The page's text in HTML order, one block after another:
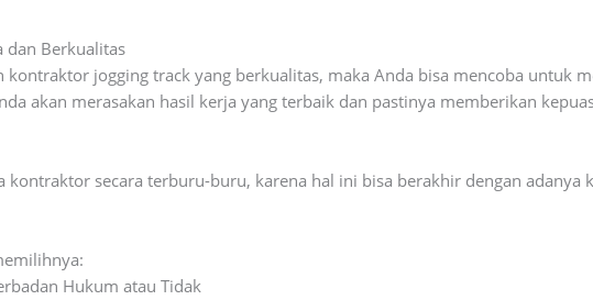
dan Berkualitas
jogging track yang berkualitas, maka Anda bisa mencoba untuk
akan merasakan hasil kerja yang terbaik dan pastinya memberikan
secara terburu-buru, karena hal ini bisa berakhir dengan adanya
Hukum atau Tidak